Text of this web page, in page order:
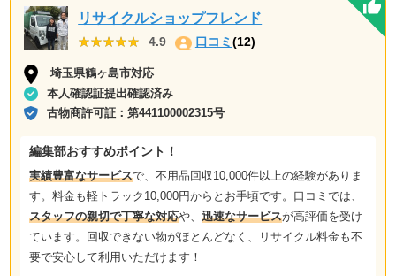
リサイクルショップフレンド
★★★★★
★★★★★ 4.9 口コミ(12)
埼玉県鶴ヶ島市対応
本人確認証提出確認済み
古物商許可証：第441100002315号
編集部おすすめポイント！
実績豊富なサービスで、不用品回収10,000件以上の経験がありま
す。料金も軽トラック10,000円からとお手頃です。口コミでは、
スタッフの親切で丁寧な対応や、 迅速なサービスが高評価を受け
ています。回収できない物がほとんどなく、リサイクル料金も不
要で安心して利用いただけます！